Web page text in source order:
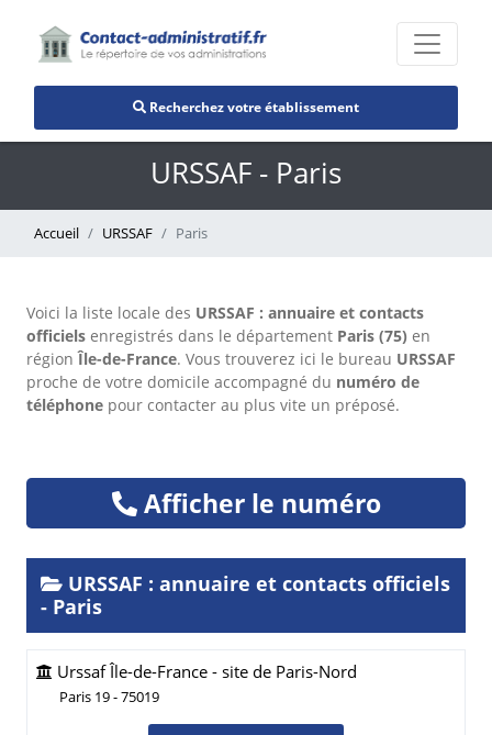
Recherchez votre établissement
URSSAF - Paris
Accueil URSSAF Paris
Voici la liste locale des URSSAF : annuaire et contacts
officiels enregistrés dans le département Paris (75) en
régionÎle-de-France. Vous trouverez ici le bureau URSSAF
proche de votre domicile accompagné du numéro de
téléphone pour contacter au plus vite un préposé.
Afficher le numéro
URSSAF : annuaire et contacts officiels
- Paris
Urssaf Île-de-France - site de Paris-Nord
Paris 19 - 75019